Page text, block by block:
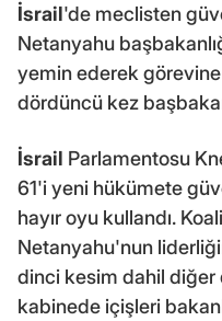
İsrail'de meclisten
Netanyahu
yemin ederek
dördüncü kez
İsrail Parlamentosu
61'i yeni hükümete
hayır oyu kullandı.
Netanyahu'nun
dinci kesim dahil diğer
kabinede içişleri